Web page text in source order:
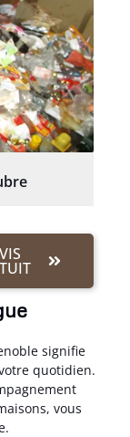
signifie
quotidien.
vous